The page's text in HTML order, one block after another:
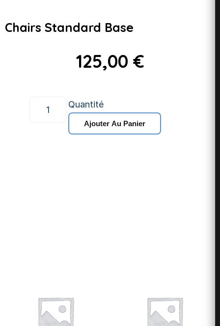
Chairs Standard Base
125,00 €
Quantité
Ajouter Au Panier